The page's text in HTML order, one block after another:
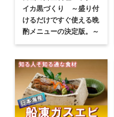
イカ黒づくり ～盛り付
けるだけですぐ使える晩
酌メニューの決定版。～